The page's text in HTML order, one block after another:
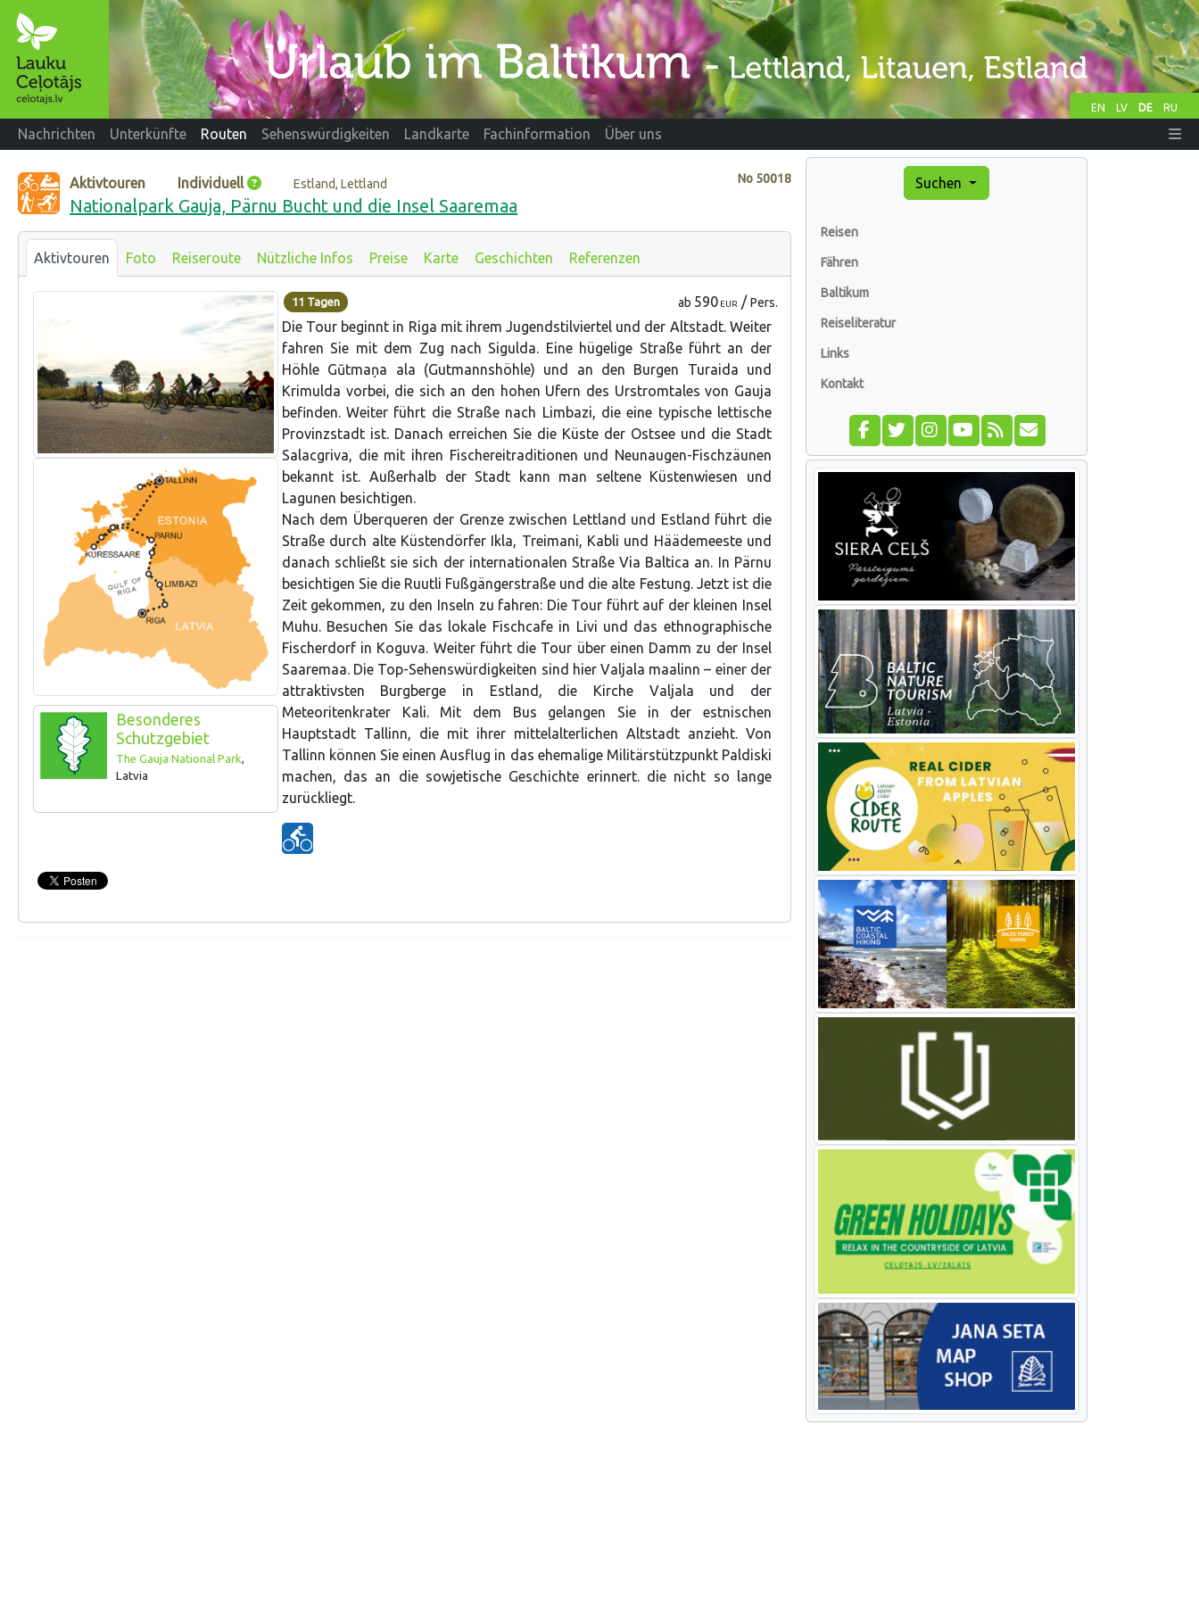
EN LV DE RU
Nachrichten Unterkünfte Routen Sehenswürdigkeiten Landkarte Fachinformation Über uns
No 50018
Aktivtouren Individuell Estland, Lettland
Nationalpark Gauja, Pärnu Bucht und die Insel Saaremaa
Aktivtouren Foto Reiseroute Nützliche Infos Preise Karte Geschichten Referenzen
Besonderes
Schutzgebiet
The Gauja National Park,
Latvia
ab 590EUR /Pers.
11 Tagen
Die Tour beginnt in Riga mit ihrem Jugendstilviertel und der Altstadt. Weiter
fahren Sie mit dem Zug nach Sigulda. Eine hügelige Straße führt an der
Höhle Gūtmaņa ala (Gutmannshöhle) und an den Burgen Turaida und
Krimulda vorbei, die sich an den hohen Ufern des Urstromtales von Gauja
befinden. Weiter führt die Straße nach Limbazi, die eine typische lettische
Provinzstadt ist. Danach erreichen Sie die Küste der Ostsee und die Stadt
Salacgriva, die mit ihren Fischereitraditionen und Neunaugen-Fischzäunen
bekannt ist. Außerhalb der Stadt kann man seltene Küstenwiesen und
Lagunen besichtigen.
Nach dem Überqueren der Grenze zwischen Lettland und Estland führt die
Straße durch alte Küstendörfer Ikla, Treimani, Kabli und Häädemeeste und
danach schließt sie sich der internationalen Straße Via Baltica an. In Pärnu
besichtigen Sie die Ruutli Fußgängerstraße und die alte Festung. Jetzt ist die
Zeit gekommen, zu den Inseln zu fahren: Die Tour führt auf der kleinen Insel
Muhu. Besuchen Sie das lokale Fischcafe in Livi und das ethnographische
Fischerdorf in Koguva. Weiter führt die Tour über einen Damm zu der Insel
Saaremaa. Die Top-Sehenswürdigkeiten sind hier Valjala maalinn – einer der
attraktivsten Burgberge in Estland, die Kirche Valjala und der
Meteoritenkrater Kali. Mit dem Bus gelangen Sie in der estnischen
Hauptstadt Tallinn, die mit ihrer mittelalterlichen Altstadt anzieht. Von
Tallinn können Sie einen Ausflug in das ehemalige Militärstützpunkt Paldiski
machen, das an die sowjetische Geschichte erinnert. die nicht so lange
zurückliegt.
Suchen
Reisen
Fähren
Baltikum
Reiseliteratur
Links
Kontakt